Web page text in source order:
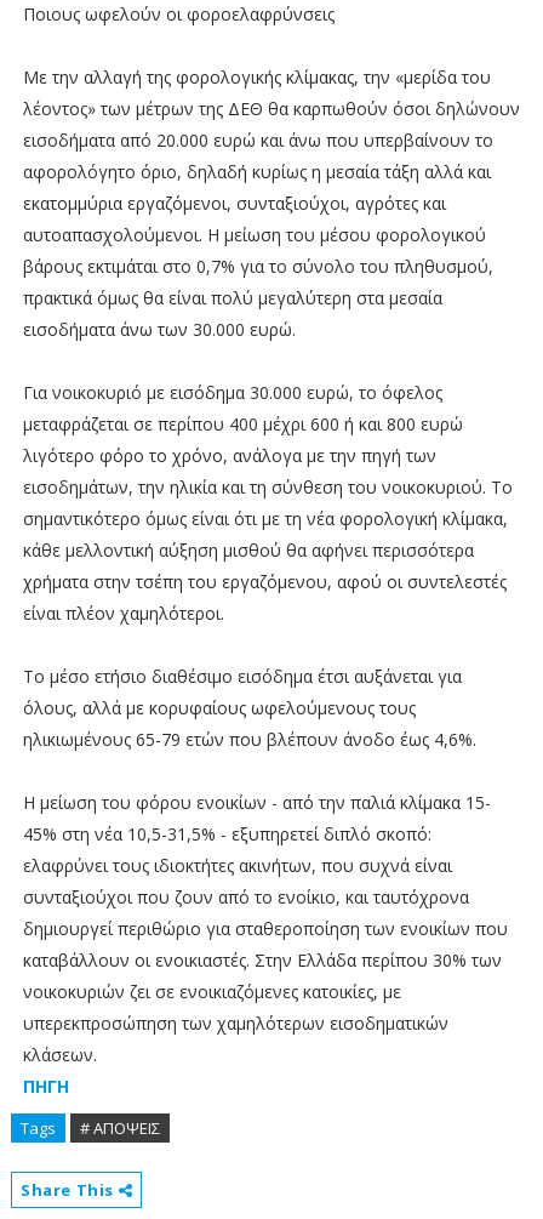
Ποιους ωφελούν οι φοροελαφρύνσεις
Με την αλλαγή της φορολογικής κλίμακας, την «μερίδα του
λέοντος» των μέτρων της ΔΕΘ θα καρπωθούν όσοι δηλώνουν
εισοδήματα από 20.000 ευρώ και άνω που υπερβαίνουν το
αφορολόγητο όριο, δηλαδή κυρίως η μεσαία τάξη αλλά και
εκατομμύρια εργαζόμενοι, συνταξιούχοι, αγρότες και
αυτοαπασχολούμενοι. Η μείωση του μέσου φορολογικού
βάρους εκτιμάται στο 0,7% για το σύνολο του πληθυσμού,
πρακτικά όμως θα είναι πολύ μεγαλύτερη στα μεσαία
εισοδήματα άνω των 30.000 ευρώ.
Για νοικοκυριό με εισόδημα 30.000 ευρώ, το όφελος
μεταφράζεται σε περίπου 400 μέχρι 600 ή και 800 ευρώ
λιγότερο φόρο το χρόνο, ανάλογα με την πηγή των
εισοδημάτων, την ηλικία και τη σύνθεση του νοικοκυριού. Το
σημαντικότερο όμως είναι ότι με τη νέα φορολογική κλίμακα,
κάθε μελλοντική αύξηση μισθού θα αφήνει περισσότερα
χρήματα στην τσέπη του εργαζόμενου, αφού οι συντελεστές
είναι πλέον χαμηλότεροι.
Το μέσο ετήσιο διαθέσιμο εισόδημα έτσι αυξάνεται για
όλους, αλλά με κορυφαίους ωφελούμενους τους
ηλικιωμένους 65-79 ετών που βλέπουν άνοδο έως 4,6%.
Η μείωση του φόρου ενοικίων - από την παλιά κλίμακα 15-
45% στη νέα 10,5-31,5% - εξυπηρετεί διπλό σκοπό:
ελαφρύνει τους ιδιοκτήτες ακινήτων, που συχνά είναι
συνταξιούχοι που ζουν από το ενοίκιο, και ταυτόχρονα
δημιουργεί περιθώριο για σταθεροποίηση των ενοικίων που
καταβάλλουν οι ενοικιαστές. Στην Ελλάδα περίπου 30% των
νοικοκυριών ζει σε ενοικιαζόμενες κατοικίες, με
υπερεκπροσώπηση των χαμηλότερων εισοδηματικών
κλάσεων.
ΠΗΓΗ
Tags # ΑΠΟΨΕΙΣ
Share This